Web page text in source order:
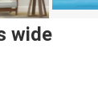
wide